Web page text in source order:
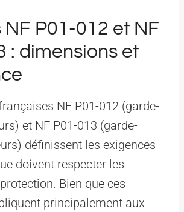
NF P01-012 et NF
: dimensions et
NF P01-012 (garde-
et NF P01-013 (garde-
définissent les exigences
doivent respecter les
Bien que ces
principalement aux